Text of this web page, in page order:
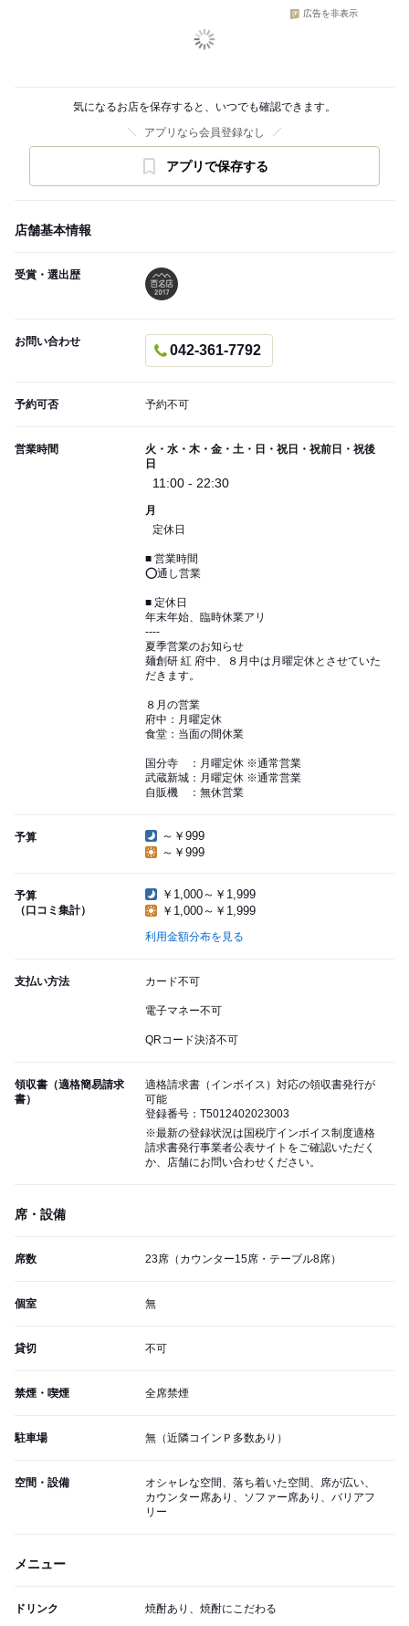
広告を非表示
気になるお店を保存すると、いつでも確認できます。
アプリなら会員登録なし
アプリで保存する
店舗基本情報
受賞・選出歴
お問い合わせ
042-361-7792
予約可否 予約不可
営業時間
火・水・木・金・土・日・祝日・祝前日・祝後
日
11:00 - 22:30
月
定休日
■ 営業時間
⭕通し営業
■ 定休日
年末年始、臨時休業アリ
----
夏季営業のお知らせ
麺創研 紅 府中、８月中は月曜定休とさせていた
だきます。
８月の営業
府中：月曜定休
食堂：当面の間休業
国分寺 ：月曜定休 ※通常営業
武蔵新城：月曜定休 ※通常営業
自販機 ：無休営業
予算
～￥999
～￥999
予算
（口コミ集計）
￥1,000～￥1,999
￥1,000～￥1,999
利用金額分布を見る
支払い方法 カード不可
電子マネー不可
QRコード決済不可
領収書（適格簡易請求
書）
適格請求書（インボイス）対応の領収書発行が
可能
登録番号：T5012402023003
※最新の登録状況は国税庁インボイス制度適格
請求書発行事業者公表サイトをご確認いただく
か、店舗にお問い合わせください。
席・設備
席数 23席（カウンター15席・テーブル8席）
個室 無
貸切 不可
禁煙・喫煙 全席禁煙
駐車場 無（近隣コインＰ多数あり）
空間・設備
オシャレな空間、落ち着いた空間、席が広い、
カウンター席あり、ソファー席あり、バリアフ
リー
メニュー
ドリンク 焼酎あり、焼酎にこだわる